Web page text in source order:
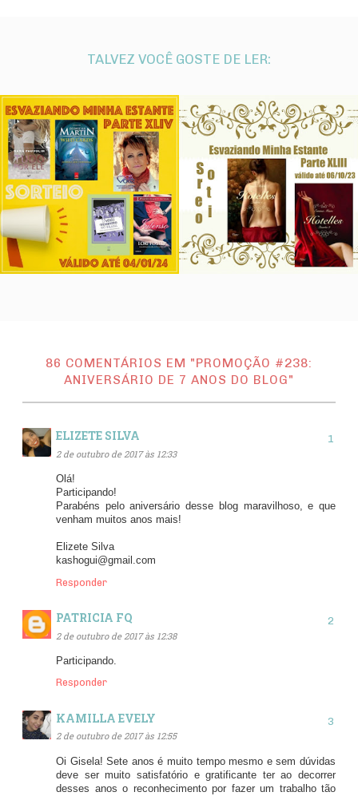
TALVEZ VOCÊ GOSTE DE LER:
86 COMENTÁRIOS EM "PROMOÇÃO #238:
ANIVERSÁRIO DE 7 ANOS DO BLOG"
ELIZETE SILVA
2 de outubro de 2017 às 12:33
Olá!
Participando!
Parabéns pelo aniversário desse blog maravilhoso, e que
venham muitos anos mais!
Elizete Silva
kashogui@gmail.com
Responder
PATRICIA FQ
2 de outubro de 2017 às 12:38
Participando.
Responder
KAMILLA EVELY
2 de outubro de 2017 às 12:55
Oi Gisela! Sete anos é muito tempo mesmo e sem dúvidas
deve ser muito satisfatório e gratificante ter ao decorrer
desses anos o reconhecimento por fazer um trabalho tão